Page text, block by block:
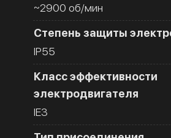
~2900 об/мин
Степень защиты
IP55
Класс эффективности
электродвигателя
IE3